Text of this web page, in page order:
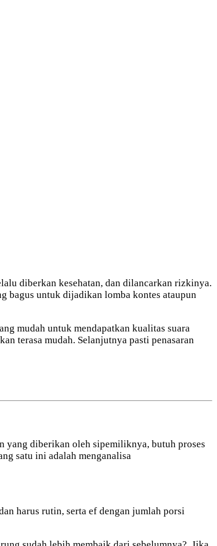
diberkan kesehatan, dan dilancarkan rizkinya.
bagus untuk dijadikan lomba kontes ataupun
mudah untuk mendapatkan kualitas suara
terasa mudah. Selanjutnya pasti penasaran
yang diberikan oleh sipemiliknya, butuh proses
satu ini adalah menganalisa
harus rutin, serta ef dengan jumlah porsi